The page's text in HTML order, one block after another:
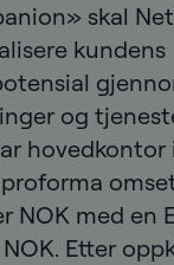
skal
kundens
og
hovedkontor
proforma
NOK med en
Etter